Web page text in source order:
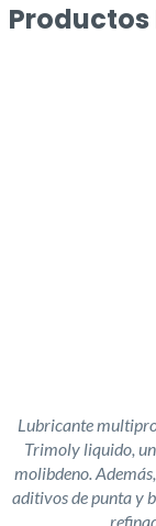
Lubricante
Trimoly liquido,
molibdeno.
aditivos de punta y